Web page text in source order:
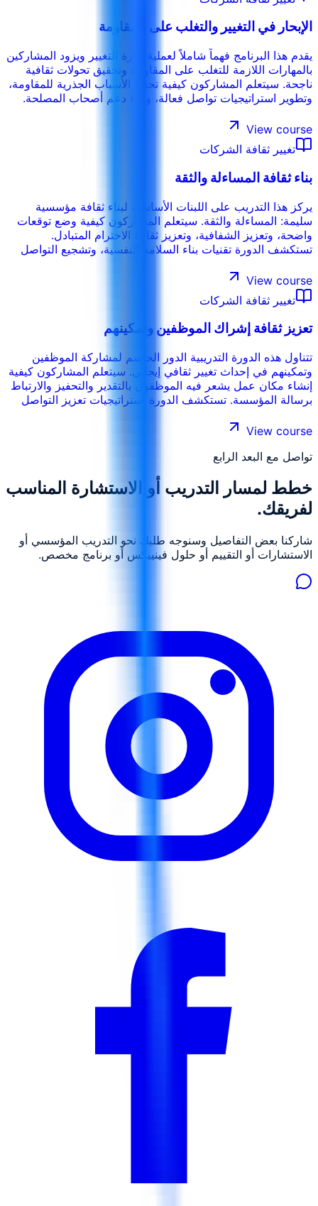
الإبحار في التغيير والتغلب على المقاومة
يقدم هذا البرنامج فهماً شاملاً لعملية إدارة التغيير ويزود المشاركين
بالمهارات اللازمة للتغلب على المقاومة وتحقيق تحولات ثقافية
ناجحة. سيتعلم المشاركون كيفية تحديد الأسباب الجذرية للمقاومة،
وتطوير استراتيجيات تواصل فعالة، وبناء دعم أصحاب المصلحة.
المرونة، وتمكين الموظفين من تبني التغيير. سيكتسب المشاركون
أدوات عملية لإدارة التحولات وضمان استدامة مبادرات التغيير
الثقافي.
View course
تغيير ثقافة الشركات
بناء ثقافة المساءلة والثقة
يركز هذا التدريب على اللبنات الأساسية لبناء ثقافة مؤسسية
سليمة: المساءلة والثقة. سيتعلم المشاركون كيفية وضع توقعات
واضحة، وتعزيز الشفافية، وتعزيز ثقافة الاحترام المتبادل.
تستكشف الدورة تقنيات بناء السلامة النفسية، وتشجيع التواصل
والتعلم من الأخطاء. سيكتسب المشاركون استراتيجيات عملية
لتحميل أنفسهم والآخرين المسؤولية، مع تعزيز الشعور القوي
بالثقة والتعاون.
View course
تغيير ثقافة الشركات
تعزيز ثقافة إشراك الموظفين وتمكينهم
تتناول هذه الدورة التدريبية الدور الحاسم لمشاركة الموظفين
وتمكينهم في إحداث تغيير ثقافي إيجابي. سيتعلم المشاركون كيفية
إنشاء مكان عمل يشعر فيه الموظفون بالتقدير والتحفيز والارتباط
برسالة المؤسسة. تستكشف الدورة استراتيجيات تعزيز التواصل
المشاركون تقنيات عملية لتمكين الموظفين من أخذ زمام المبادرة
View course
تواصل مع البعد الرابع
خطط لمسار التدريب أو الاستشارة المناسب
لفريقك.
شاركنا بعض التفاصيل وسنوجه طلبك نحو التدريب المؤسسي أو
الاستشارات أو التقييم أو حلول فينييكس أو برنامج مخصص.